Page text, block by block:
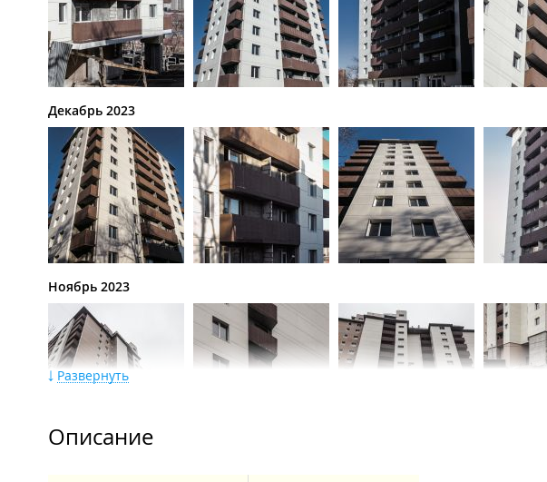
Декабрь 2023
Ноябрь 2023
Развернуть
Описание